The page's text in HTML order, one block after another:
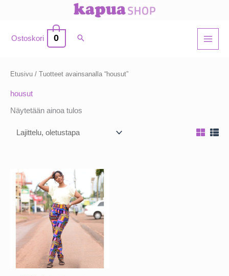
Ostoskori 0
Etusivu / Tuotteet avainsanalla “housut”
housut
Näytetään ainoa tulos